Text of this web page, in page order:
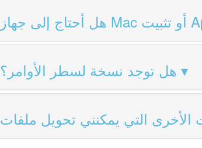
هل توجد نسخة لسطر الأوامر؟